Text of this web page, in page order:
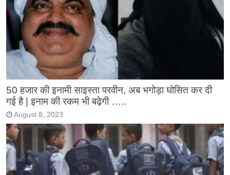
50 हजार की इनामी साइस्ता परवीन, अब भगोड़ा घोसित कर दी
गई है | इनाम की रकम भी बढ़ेगी …..
August 8, 2023